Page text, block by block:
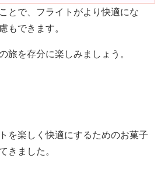
とで、フライトがより快適にな
もできます。
旅を存分に楽しみましょう。
を楽しく快適にするためのお菓子
きました。